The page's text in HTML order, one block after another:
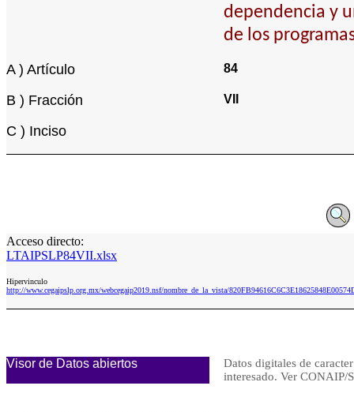
dependencia y
de los
A ) Artículo 84
B ) Fracción VII
C ) Inciso
Acceso directo:
LTAIPSLP84VII.xlsx
Hipervinculo
http://www.cegaipslp.org.mx/webcegaip2019.nsf/nombre_de_la_vista/
Visor de Datos abiertos
Datos digitales de
interesado. Ver